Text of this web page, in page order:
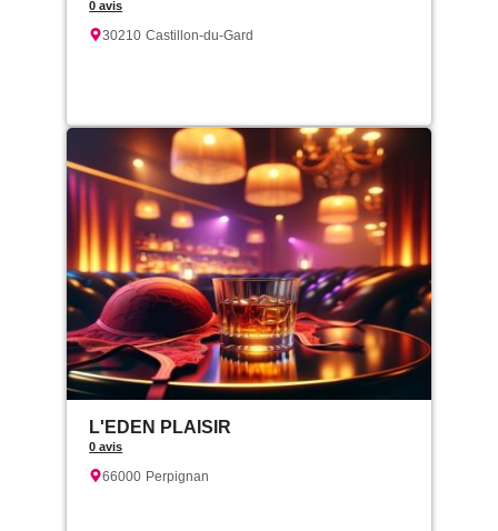
0 avis
30210 Castillon-du-Gard
L'EDEN PLAISIR
0 avis
66000 Perpignan